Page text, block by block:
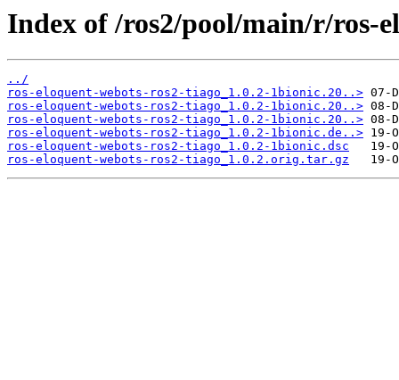
Index of /ros2/pool/main/r/ros-
../
ros-eloquent-webots-ros2-tiago_1.0.2-1bionic.20..>
ros-eloquent-webots-ros2-tiago_1.0.2-1bionic.20..>
ros-eloquent-webots-ros2-tiago_1.0.2-1bionic.20..>
ros-eloquent-webots-ros2-tiago_1.0.2-1bionic.de..>
ros-eloquent-webots-ros2-tiago_1.0.2-1bionic.dsc
ros-eloquent-webots-ros2-tiago_1.0.2.orig.tar.gz